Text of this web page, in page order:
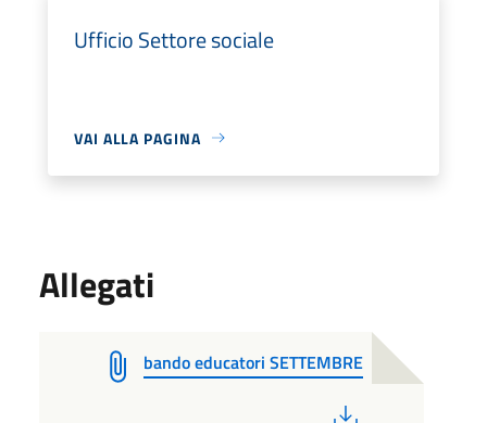
Ufficio Settore sociale
VAI ALLA PAGINA
Allegati
bando educatori SETTEMBRE